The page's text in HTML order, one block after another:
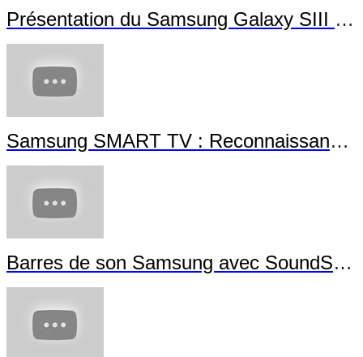
Présentation du Samsung Galaxy SIII Mini
Samsung SMART TV : Reconnaissance Gestuelle
Barres de son Samsung avec SoundShare